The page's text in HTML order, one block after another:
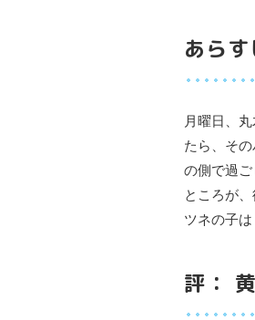
あら
月曜日、
たら、そ
の側で過
ところが
ツネの子
評：